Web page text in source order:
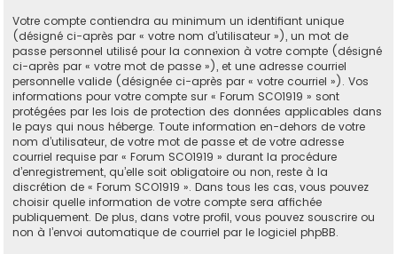
Votre compte contiendra au minimum un identifiant unique
(désigné ci-après par « votre nom d’utilisateur »), un mot de
passe personnel utilisé pour la connexion à votre compte (désigné
ci-après par « votre mot de passe »), et une adresse courriel
personnelle valide (désignée ci-après par « votre courriel »). Vos
informations pour votre compte sur « Forum SCO1919 » sont
protégées par les lois de protection des données applicables dans
le pays qui nous héberge. Toute information en-dehors de votre
nom d’utilisateur, de votre mot de passe et de votre adresse
courriel requise par « Forum SCO1919 » durant la procédure
d’enregistrement, qu’elle soit obligatoire ou non, reste à la
discrétion de « Forum SCO1919 ». Dans tous les cas, vous pouvez
choisir quelle information de votre compte sera affichée
publiquement. De plus, dans votre profil, vous pouvez souscrire ou
non à l’envoi automatique de courriel par le logiciel phpBB.